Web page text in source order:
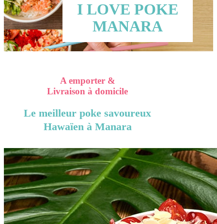
I LOVE POKE
MANARA
A emporter &
Livraison à domicile
Le meilleur poke savoureux
Hawaïen à Manara